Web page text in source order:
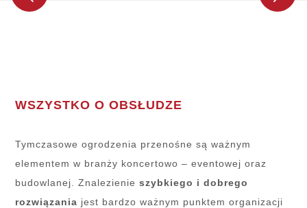
WSZYSTKO O OBSŁUDZE
Tymczasowe ogrodzenia przenośne są ważnym
elementem w branży koncertowo – eventowej oraz
budowlanej. Znalezienieszybkiego i dobrego
rozwiązania jest bardzo ważnym punktem organizacji